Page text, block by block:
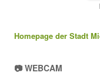
Homepage der Stadt
📷 WEBCAM